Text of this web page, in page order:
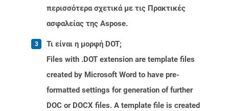
περισσότερα σχετικά με τις Πρακτικές
ασφαλείας της Aspose.
Τι είναι η μορφή DOT;
Files with .DOT extension are template files
created by Microsoft Word to have pre-
formatted settings for generation of further
DOC or DOCX files. A template file is created